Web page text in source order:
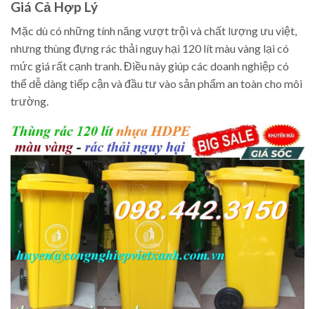
Giá Cả Hợp Lý
Mặc dù có những tính năng vượt trội và chất lượng ưu việt,
nhưng thùng đựng rác thải nguy hại 120 lít màu vàng lại có
mức giá rất cạnh tranh. Điều này giúp các doanh nghiệp có
thể dễ dàng tiếp cận và đầu tư vào sản phẩm an toàn cho môi
trường.